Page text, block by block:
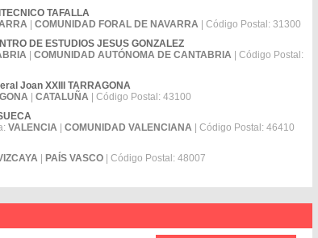
TAFALLA
COMUNIDAD FORAL DE NAVARRA | Código Postal: 31300
DE ESTUDIOS JESUS GONZALEZ
COMUNIDAD AUTÓNOMA DE CANTABRIA | Código Postal:
Joan XXIII TARRAGONA
CATALUÑA | Código Postal: 43100
VALENCIA COMUNIDAD VALENCIANA | Código Postal: 46410
PAÍS VASCO | Código Postal: 48007